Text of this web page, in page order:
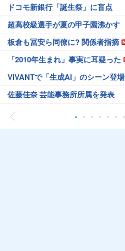
ドコモ新銀行「誕生祭」に盲点
超高校級選手が夏の甲子園沸かす
板倉も冨安ら同僚に? 関係者指摘
「2010年生まれ」事実に耳疑った
VIVANTで「生成AI」のシーン登場
佐藤佳奈 芸能事務所所属を発表